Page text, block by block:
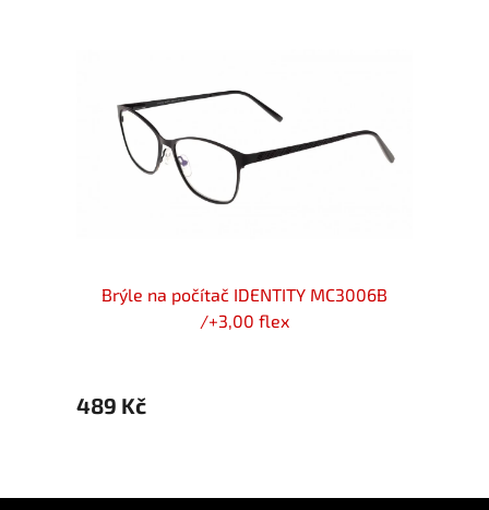
Brýle na počítač IDENTITY MC3006B
/+3,00 flex
489 Kč